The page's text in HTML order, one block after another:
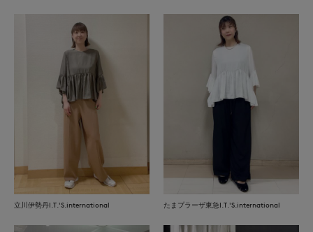
立川伊勢丹I.T.'S.international たまプラーザ東急I.T.'S.international